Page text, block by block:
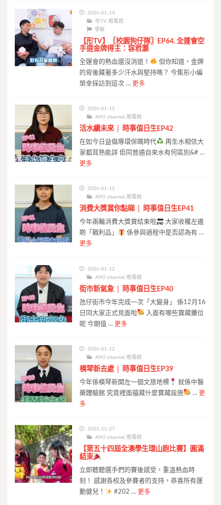
2026-01-14
形TV, 輕電視
學聯
【形TV】〖校園狗仔隊〗EP64. 全運會空
手道金牌得主：容君灝
全運會的熱血還沒消退！
但你知道，金牌
的背後藏著多少汗水與堅持嗎？ 今集形小編
榮幸採訪到這次 … 更多
2026-01-12
APO channel
輕電視
活水續未來 │ 時事值日生EP42
在如今日益倡導環保嘅時代
再生水相信大
家都耳熟能詳 佢同普通自來水有何區別&# …
更多
2026-01-12
APO channel ,輕電視
消費大獎賞你點睇 │ 時事值日生EP41
今年兩輪消費大獎賞結束啦
大家收穫左邊
啲「戰利品」
係參與過程中是否認為有 …
更多
2026-01-12
APO channel
輕電視
街市新氣象 │ 時事值日生EP40
氹仔街市今年完成一次「大變身」 係12月16
日同大家正式見面啦
入面有哪些寶藏攤位
呢 今期值 … 更多
2026-01-12
APO channel ,輕電視
橫琴新去處 │ 時事值日生EP39
今年係橫琴新開左一個文旅地標
就係中醫
藥體驗館 究竟裡面蘊藏什麼寶藏設施
… 更
多
2025-11-27
APO channel ,輕電視
【第五十四屆全澳學生環山跑比賽】圓滿
結束
立即聽聽選手們的賽後感受，重溫熱血時
刻！ 感謝各校及參賽者的支持，恭喜所有運
動健兒！
#202 … 更多